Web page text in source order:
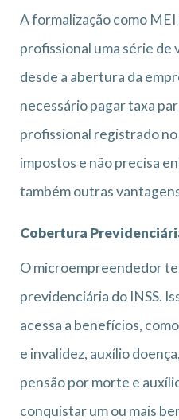
A formalização como
profissional uma série de
desde a abertura da
necessário pagar taxa
profissional registrado
impostos e não precisa
também outras
Cobertura
O microempreendedor
previdenciária do INSS.
acessa a benefícios,
e invalidez, auxílio
pensão por morte e
conquistar um ou mais